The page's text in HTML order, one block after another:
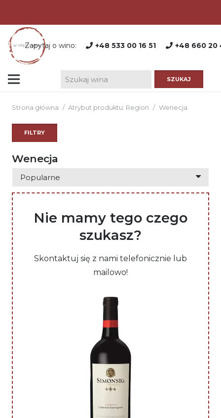
Zapytaj o wino: +48 533 00 16 51 +48 660 20
Strona główna / Atrybut produktu: Region / Wenecja
Wenecja
Nie mamy tego czego
szukasz?
Skontaktuj się z nami telefonicznie lub
mailowo!
FILTRY